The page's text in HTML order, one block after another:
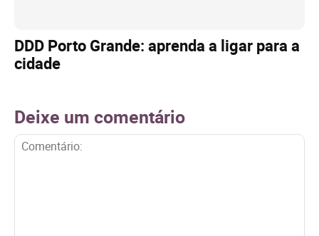
DDD Porto Grande: aprenda a ligar para a
cidade
Deixe um comentário